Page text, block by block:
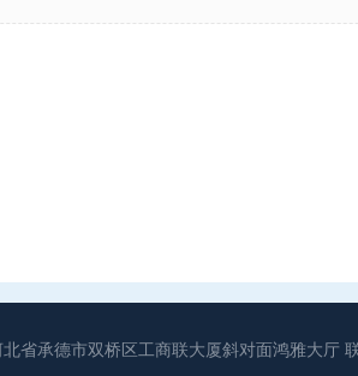
省承德市双桥区工商联大厦斜对面鸿雅大厅